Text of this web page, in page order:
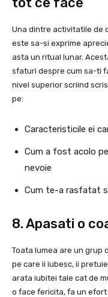
Una dintre activitatile de
este sa-si exprime
asta un ritual lunar.
sfaturi despre cum sa-ti
nivel superior scriind
pe:
Caracteristicile ei
Cum a fost acolo
nevoie
Cum te-a rasfatat
8. Apasati o
Toata lumea are un grup
pe care ii iubesc, ii
arata iubitei tale cat de
o face fericita, fa un